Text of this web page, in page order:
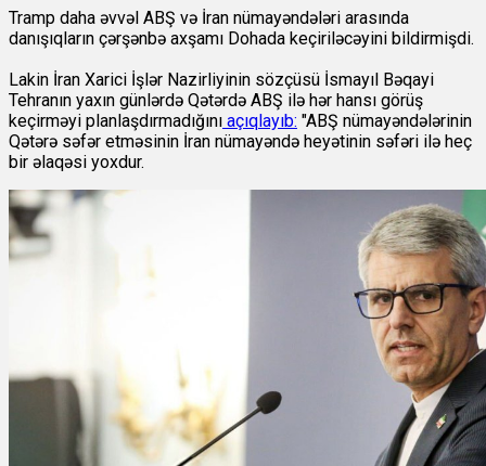
Tramp daha əvvəl ABŞ və İran nümayəndələri arasında
danışıqların çərşənbə axşamı Dohada keçiriləcəyini bildirmişdi.
Lakin İran Xarici İşlər Nazirliyinin sözçüsü İsmayıl Bəqayi
Tehranın yaxın günlərdə Qətərdə ABŞ ilə hər hansı görüş
keçirməyi planlaşdırmadığını açıqlayıb: "ABŞ nümayəndələrinin
Qətərə səfər etməsinin İran nümayəndə heyətinin səfəri ilə heç
bir əlaqəsi yoxdur.